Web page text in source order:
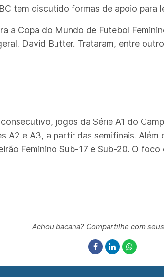
tem discutido formas de apoio para
a Copa do Mundo de Futebol
David Butter. Trataram, entre
jogos da Série A1 do
A2 e A3, a partir das semifinais.
Feminino Sub-17 e Sub-20. O
Achou bacana? Compartilhe com